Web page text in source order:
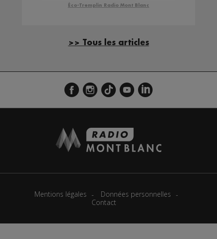
Éco-Tremplin Radio Mont Blanc
>> Tous les articles
Mentions légales
Données personnelles
Contact